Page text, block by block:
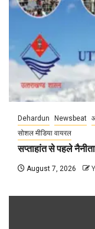
Dehardun Newsbeat
सोशल मीडिया वायरल
सप्ताहांत से पहले
August 7, 2026